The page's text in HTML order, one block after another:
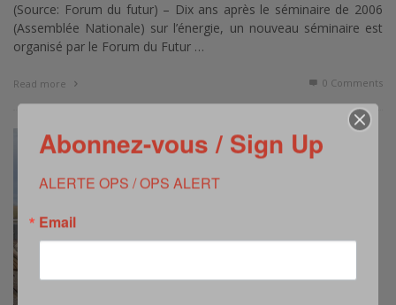
(Source: Forum du futur) – Dix ans après le séminaire de 2006
(Assemblée Nationale) sur l’énergie, un nouveau séminaire est
organisé par le Forum du Futur …
Read more 0 Comments
Abonnez-vous / Sign Up
ALERTE OPS / OPS ALERT
Email